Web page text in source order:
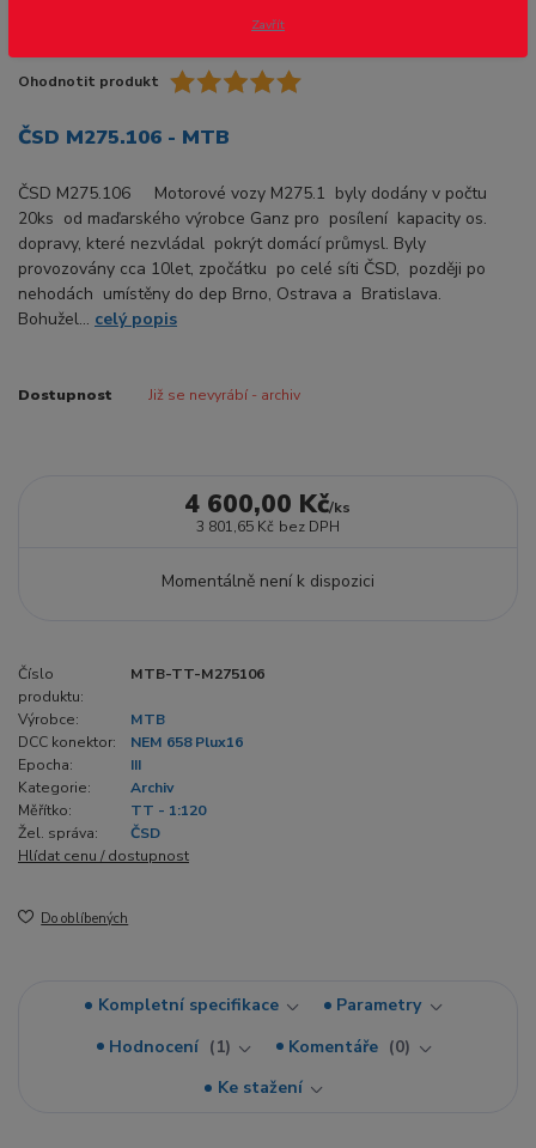
Ohodnotit produkt
ČSD M275.106 - MTB
ČSD M275.106 Motorové vozy M275.1 byly dodány v počtu
20ks od maďarského výrobce Ganz pro posílení kapacity os.
dopravy, které nezvládal pokrýt domácí průmysl. Byly
provozovány cca 10let, zpočátku po celé síti ČSD, později po
nehodách umístěny do dep Brno, Ostrava a Bratislava.
Bohužel... celý popis
Dostupnost Již se nevyrábí - archiv
4 600,00 Kč/ks
3 801,65 Kč bez DPH
Momentálně není k dispozici
Číslo
produktu:
MTB-TT-M275106
Výrobce:
MTB
DCC konektor:
NEM 658 Plux16
Epocha:
III
Kategorie:
Archiv
Měřítko:
TT - 1:120
Žel. správa:
ČSD
Hlídat cenu / dostupnost
Do oblíbených
Kompletní specifikace
Parametry
Hodnocení
1 Komentáře
0
Ke stažení
Zavřít